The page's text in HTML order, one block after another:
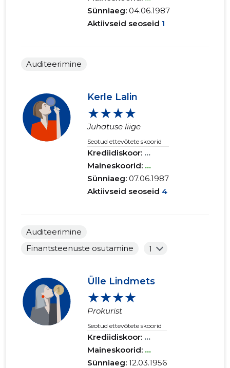
Sünniaeg:04.06.1987
Aktiivseid seoseid 1
Auditeerimine
Kerle Lalin
★★★★
Juhatuse liige
Seotud ettevõtete skoorid
Krediidiskoor: ...
Maineskoorid: ...
Sünniaeg:07.06.1987
Aktiivseid seoseid 4
Auditeerimine
Finantsteenuste osutamine
1
Ülle Lindmets
★★★★
Prokurist
Seotud ettevõtete skoorid
Krediidiskoor: ...
Maineskoorid: ...
Sünniaeg:12.03.1956